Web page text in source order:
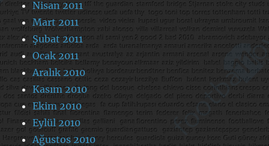
Nisan 2011
Mart 2011
Şubat 2011
Ocak 2011
Aralık 2010
Kasım 2010
Ekim 2010
Eylül 2010
Ağustos 2010